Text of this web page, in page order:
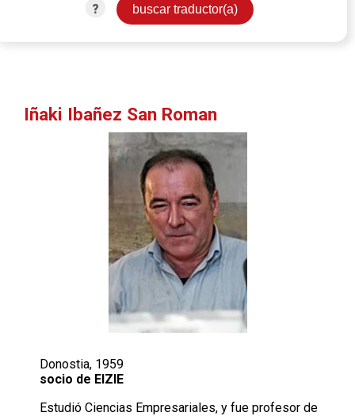
?
Iñaki Ibañez San Roman
Donostia, 1959
socio de EIZIE
Estudió Ciencias Empresariales, y fue profesor de